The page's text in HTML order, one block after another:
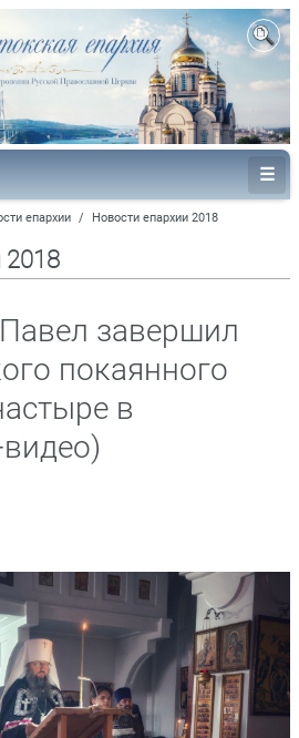
епархии / Новости епархии 2018
2018
завершил
покаянного
в